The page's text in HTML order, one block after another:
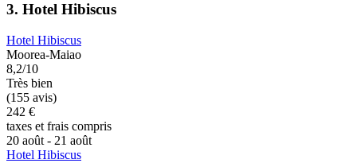
3. Hotel Hibiscus
Hotel Hibiscus
Moorea-Maiao
8,2/10
Très bien
(155 avis)
242 €
taxes et frais compris
20 août - 21 août
Hotel Hibiscus